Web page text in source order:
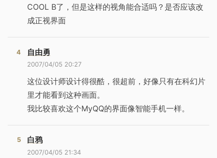
COOL B了，但是这样的视角能合适吗？是否应该改
成正视界面
自由勇
2007/04/05 20:27
这位设计师设计得很酷，很超前，好像只有在科幻片
里才能看到这种画面。
我比较喜欢这个MyQQ的界面像智能手机一样。
白鸦
2007/04/05 21:34